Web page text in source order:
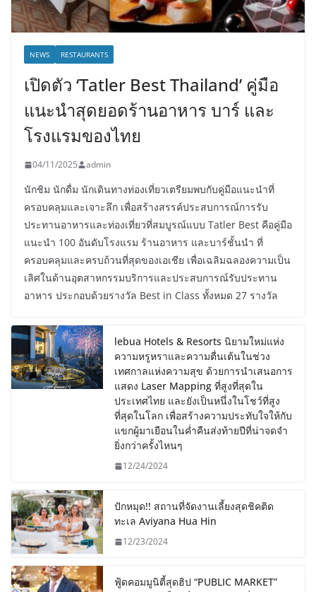
NEWS RESTAURANTS
เปิดตัว ‘Tatler Best Thailand’ คู่มือ
แนะนำสุดยอดร้านอาหาร บาร์ และ
โรงแรมของไทย
04/11/2025 admin
นักชิม นักดื่ม นักเดินทางท่องเที่ยวเตรียมพบกับคู่มือแนะนำที่
ครอบคลุมและเจาะลึก เพื่อสร้างสรรค์ประสบการณ์การรับ
ประทานอาหารและท่องเที่ยวที่สมบูรณ์แบบ Tatler Best คือคู่มือ
แนะนำ 100 อันดับโรงแรม ร้านอาหาร และบาร์ชั้นนำ ที่
ครอบคลุมและครบถ้วนที่สุดของเอเชีย เพื่อเฉลิมฉลองความเป็น
เลิศในด้านอุตสาหกรรมบริการและประสบการณ์รับประทาน
อาหาร ประกอบด้วยรางวัล Best in Class ทั้งหมด 27 รางวัล
lebua Hotels & Resorts นิยามใหม่แห่ง
ความหรูหราและความตื่นเต้นในช่วง
เทศกาลแห่งความสุข ด้วยการนำเสนอการ
แสดง Laser Mapping ที่สูงที่สุดใน
ประเทศไทย และยังเป็นหนึ่งในโชว์ที่สูง
ที่สุดในโลก เพื่อสร้างความประทับใจให้กับ
แขกผู้มาเยือนในค่ำคืนส่งท้ายปีที่น่าจดจำ
ยิ่งกว่าครั้งไหนๆ
12/24/2024
ปักหมุด!! สถานที่จัดงานเลี้ยงสุดชิคติด
ทะเล Aviyana Hua Hin
12/23/2024
ฟู้ดคอมมูนิตี้สุดฮิป “PUBLIC MARKET”